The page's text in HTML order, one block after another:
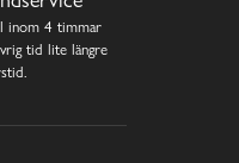
inom 4 timmar
tid lite längre